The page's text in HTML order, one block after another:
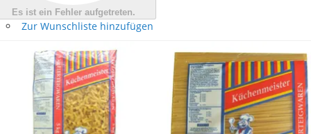
Es ist ein Fehler aufgetreten.
Zur Wunschliste hinzufügen